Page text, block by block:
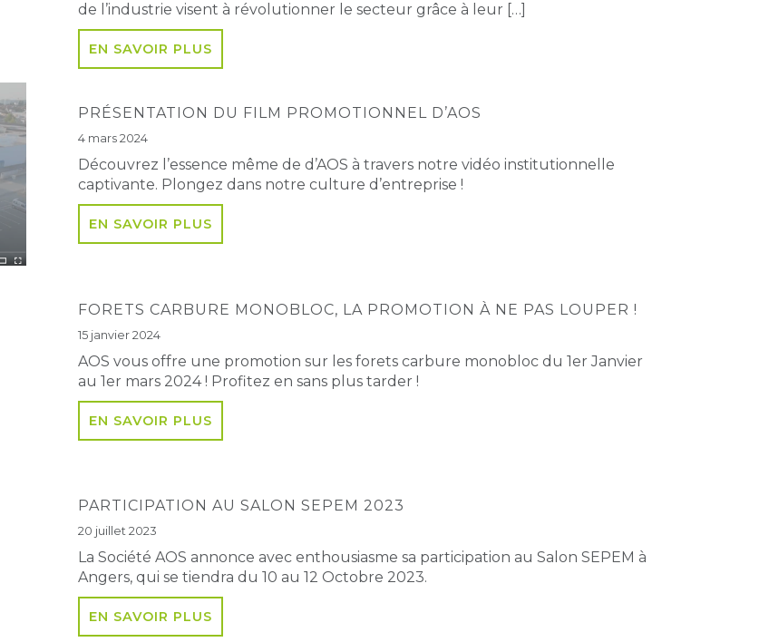
de l’industrie visent à révolutionner le secteur grâce à leur […]
EN SAVOIR PLUS
PRÉSENTATION DU FILM PROMOTIONNEL D’AOS
4 mars 2024
Découvrez l’essence même de d’AOS à travers notre vidéo institutionnelle
captivante. Plongez dans notre culture d’entreprise !
EN SAVOIR PLUS
FORETS CARBURE MONOBLOC, LA PROMOTION À NE PAS LOUPER !
15 janvier 2024
AOS vous offre une promotion sur les forets carbure monobloc du 1er Janvier
au 1er mars 2024 ! Profitez en sans plus tarder !
EN SAVOIR PLUS
PARTICIPATION AU SALON SEPEM 2023
20 juillet 2023
La Société AOS annonce avec enthousiasme sa participation au Salon SEPEM à
Angers, qui se tiendra du 10 au 12 Octobre 2023.
EN SAVOIR PLUS